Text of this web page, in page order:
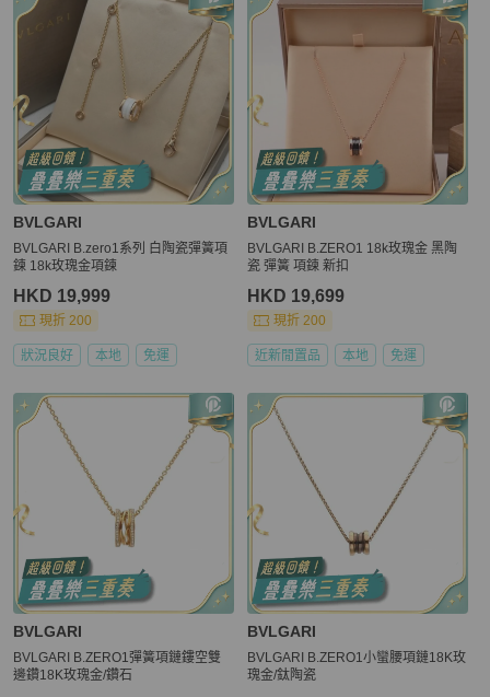
BVLGARI
BVLGARI B.zero1系列 白陶瓷彈簧項
鍊 18k玫瑰金項鍊
HKD 19,999
現折 200
狀況良好 本地 免運
BVLGARI
BVLGARI B.ZERO1 18k玫瑰金 黑陶
瓷 彈簧 項鍊 新扣
HKD 19,699
現折 200
近新閒置品 本地 免運
BVLGARI
BVLGARI B.ZERO1彈簧項鏈鏤空雙
邊鑽18K玫瑰金/鑽石
BVLGARI
BVLGARI B.ZERO1小蠻腰項鏈18K玫
瑰金/鈦陶瓷